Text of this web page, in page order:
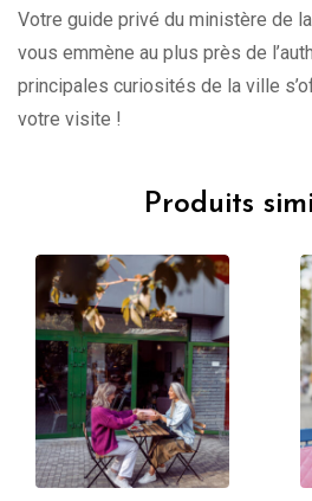
Votre guide privé du ministère de
vous emmène au plus près de
principales curiosités de la ville
votre visite !
Produits